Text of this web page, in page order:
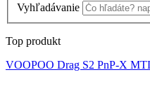
Vyhľadávanie
Top produkt
VOOPOO Drag S2 PnP-X